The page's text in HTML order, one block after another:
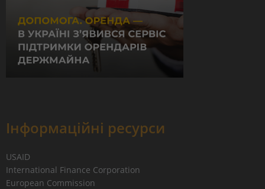
Інформаційні ресурси
USAID
International Finance Corporation
European Commission